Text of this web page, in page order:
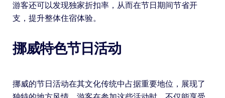
游客还可以发现独家折扣率，从而在节日期间节省开
支，提升整体住宿体验。
挪威特色节日活动
挪威的节日活动在其文化传统中占据重要地位，展现了